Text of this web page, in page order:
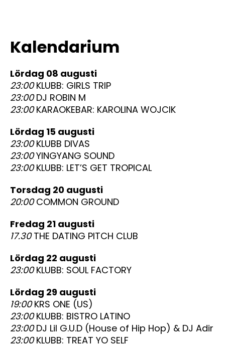
Kalendarium
lördag 08 augusti
23:00KLUBB: GIRLS TRIP
23:00DJ ROBIN M
23:00KARAOKEBAR: KAROLINA WOJCIK
lördag 15 augusti
23:00KLUBB DIVAS
23:00YINGYANG SOUND
23:00KLUBB: LET’S GET TROPICAL
torsdag 20 augusti
20:00COMMON GROUND
fredag 21 augusti
17.30THE DATING PITCH CLUB
lördag 22 augusti
23:00KLUBB: SOUL FACTORY
lördag 29 augusti
19:00KRS ONE (US)
23:00KLUBB: BISTRO LATINO
23:00DJ Lil G.U.D (House of Hip Hop) & DJ Adir
23:00KLUBB: TREAT YO SELF